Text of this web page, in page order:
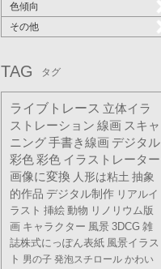
色傾向
その他
TAG タグ
ライブトレース 立体イラ
ストレーション 線画 スキャ
ニング手書き線画 デジタル
彩色彩色 イラストレーター
画像に変換 人形は粘土 抽象
的作品 デジタル制作 リアルイ
ラスト 挿絵 動物 リノリウム版
画 キャラクター 風景 3DCG 雑
誌株式にっぽん表紙 風景イラス
ト 男の子 発泡スチロール かわい